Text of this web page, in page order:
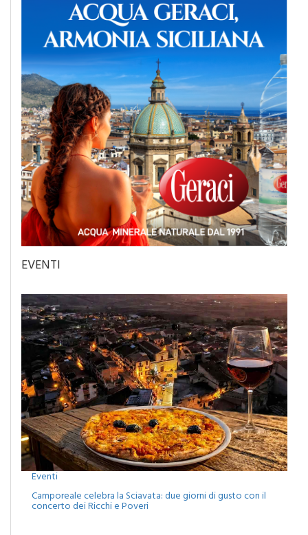
EVENTI
Eventi
Camporeale celebra la Sciavata: due giorni di gusto con il
concerto dei Ricchi e Poveri